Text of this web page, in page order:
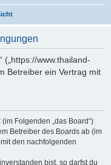
(„https://www.thailand-
Betreiber ein Vertrag mit
Folgenden „das Board“)
Betreiber des Boards ab (im
den nachfolgenden
bist, so darfst du